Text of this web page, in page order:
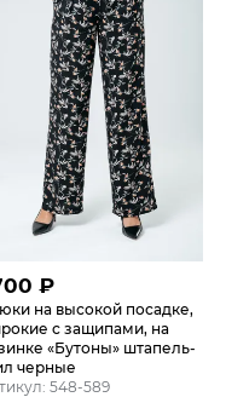
₽
на высокой посадке,
с защипами, на
«Бутоны» штапель-
черные
548-589